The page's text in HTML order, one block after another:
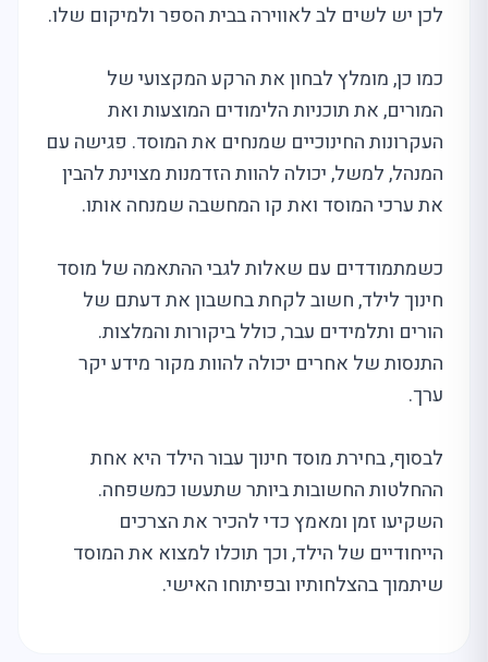
לכן יש לשים לב לאווירה בבית הספר ולמיקום שלו.
כמו כן, מומלץ לבחון את הרקע המקצועי של
המורים, את תוכניות הלימודים המוצעות ואת
העקרונות החינוכיים שמנחים את המוסד. פגישה עם
המנהל, למשל, יכולה להוות הזדמנות מצוינת להבין
את ערכי המוסד ואת קו המחשבה שמנחה אותו.
כשמתמודדים עם שאלות לגבי ההתאמה של מוסד
חינוך לילד, חשוב לקחת בחשבון את דעתם של
הורים ותלמידים עבר, כולל ביקורות והמלצות.
התנסות של אחרים יכולה להוות מקור מידע יקר
ערך.
לבסוף, בחירת מוסד חינוך עבור הילד היא אחת
ההחלטות החשובות ביותר שתעשו כמשפחה.
השקיעו זמן ומאמץ כדי להכיר את הצרכים
הייחודיים של הילד, וכך תוכלו למצוא את המוסד
שיתמוך בהצלחותיו ובפיתוחו האישי.